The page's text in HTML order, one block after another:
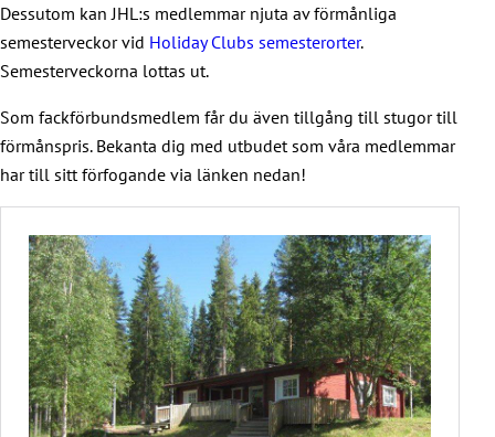
Dessutom kan JHL:s medlemmar njuta av förmånliga
semesterveckor vid Holiday Clubs semesterorter.
Semesterveckorna lottas ut.
Som fackförbundsmedlem får du även tillgång till stugor till
förmånspris. Bekanta dig med utbudet som våra medlemmar
har till sitt förfogande via länken nedan!